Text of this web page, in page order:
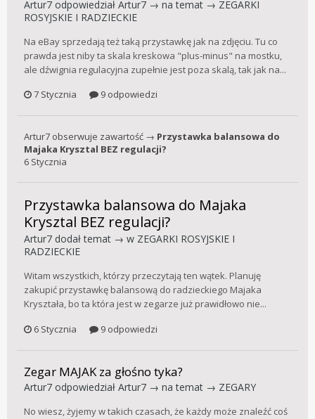
Artur7 odpowiedział Artur7 → na temat → ZEGARKI
ROSYJSKIE I RADZIECKIE
Na eBay sprzedają też taką przystawkę jak na zdjęciu. Tu co
prawda jest niby ta skala kreskowa "plus-minus" na mostku,
ale dźwignia regulacyjna zupełnie jest poza skalą, tak jak na...
7 Stycznia
9 odpowiedzi
Artur7 obserwuje zawartość → Przystawka balansowa do
Majaka Krysztal BEZ regulacji?
6 Stycznia
Przystawka balansowa do Majaka
Krysztal BEZ regulacji?
Artur7 dodał temat → w ZEGARKI ROSYJSKIE I
RADZIECKIE
Witam wszystkich, którzy przeczytają ten wątek. Planuję
zakupić przystawkę balansową do radzieckiego Majaka
Kryształa, bo ta która jest w zegarze już prawidłowo nie...
6 Stycznia
9 odpowiedzi
Zegar MAJAK za głośno tyka?
Artur7 odpowiedział Artur7 → na temat → ZEGARY
No wiesz, żyjemy w takich czasach, że każdy może znaleźć coś